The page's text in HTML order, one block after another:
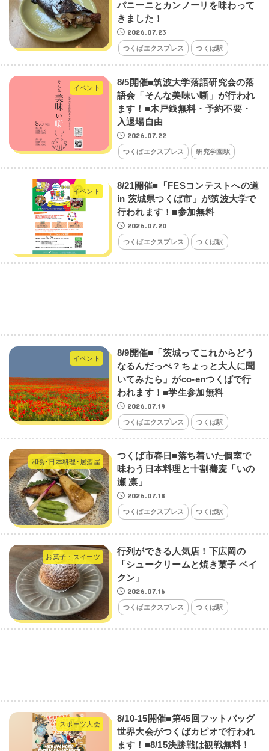
パニーニとカンノーリを味わって
きました！
2026.07.23
つくばエクスプレス つくば駅
イベント
8/5開催■筑波大学落語研究会の落
語会「そんな美味い噺」が行われ
ます！■木戸銭無料・予約不要・
入退場自由
2026.07.22
つくばエクスプレス 研究学園駅
イベント
8/21開催■「FESコンテストへの道
in 茨城県つくば市」が筑波大学で
行われます！■参加無料
2026.07.20
つくばエクスプレス つくば駅
イベント
8/9開催■「茨城ってこれからどう
なるんだっぺ？ちょっと大人に聞
いてみたら」がco-enつくばで行
われます！■学生参加無料
2026.07.19
つくばエクスプレス つくば駅
和食･日本料理･居酒屋
つくば市春日■落ち着いた個室で
味わう日本料理と十割蕎麦「いの
瀬 凛」
2026.07.18
つくばエクスプレス つくば駅
お菓子・スイーツ
行列ができる人気店！下広岡の
「シュークリームと焼き菓子 ベイ
クン」
2026.07.16
つくばエクスプレス つくば駅
スポーツ大会
8/10-15開催■第45回フットバッグ
世界大会がつくばカピオで行われ
ます！■8/15決勝戦は観戦無料！